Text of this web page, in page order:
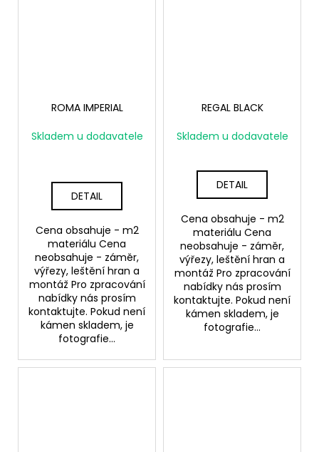
ROMA IMPERIAL
Skladem u dodavatele
DETAIL
Cena obsahuje - m2
materiálu Cena
neobsahuje - záměr,
výřezy, leštění hran a
montáž Pro zpracování
nabídky nás prosím
kontaktujte. Pokud není
kámen skladem, je
fotografie...
REGAL BLACK
Skladem u dodavatele
DETAIL
Cena obsahuje - m2
materiálu Cena
neobsahuje - záměr,
výřezy, leštění hran a
montáž Pro zpracování
nabídky nás prosím
kontaktujte. Pokud není
kámen skladem, je
fotografie...